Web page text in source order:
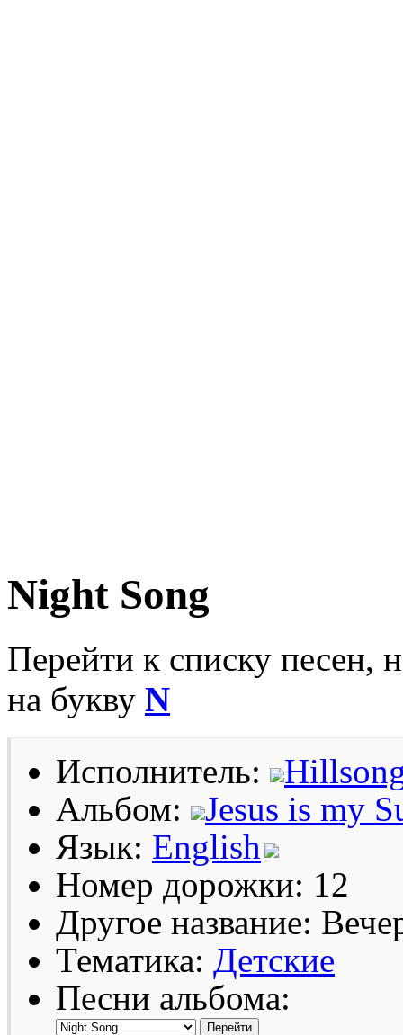
Night Song
Перейти к списку песен,
на букву N
Исполнитель:
Альбом:
Jesus is my
Язык: English
Номер дорожки: 12
Другое название:
Тематика: Детские
Песни альбома: